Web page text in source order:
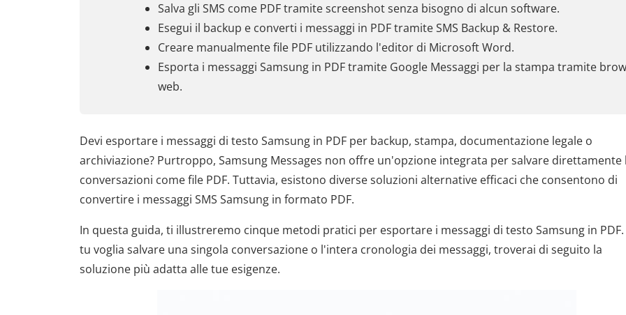
Salva gli SMS come PDF tramite screenshot senza bisogno di alcun software.
Esegui il backup e converti i messaggi in PDF tramite SMS Backup & Restore.
Creare manualmente file PDF utilizzando l'editor di Microsoft Word.
Esporta i messaggi Samsung in PDF tramite Google Messaggi per la stampa tramite
web.
Devi esportare i messaggi di testo Samsung in PDF per backup, stampa, documentazione legale o
archiviazione? Purtroppo, Samsung Messages non offre un'opzione integrata per salvare direttamente
conversazioni come file PDF. Tuttavia, esistono diverse soluzioni alternative efficaci che consentono di
convertire i messaggi SMS Samsung in formato PDF.
In questa guida, ti illustreremo cinque metodi pratici per esportare i messaggi di testo Samsung in PDF.
tu voglia salvare una singola conversazione o l'intera cronologia dei messaggi, troverai di seguito la
soluzione più adatta alle tue esigenze.